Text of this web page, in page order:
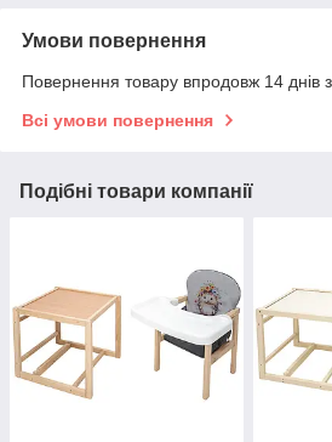
Умови повернення
Повернення товару впродовж 14 днів
Всі умови повернення
Подібні товари компанії